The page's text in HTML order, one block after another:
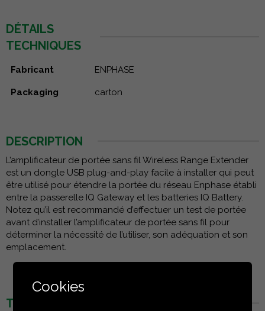
DÉTAILS
TECHNIQUES
Fabricant ENPHASE
Packaging carton
DESCRIPTION
L’amplificateur de portée sans fil Wireless Range Extender
est un dongle USB plug-and-play facile à installer qui peut
être utilisé pour étendre la portée du réseau Enphase établi
entre la passerelle IQ Gateway et les batteries IQ Battery.
Notez qu’il est recommandé d’effectuer un test de portée
avant d’installer l’amplificateur de portée sans fil pour
déterminer la nécessité de l’utiliser, son adéquation et son
emplacement.
TÉLÉCHARGEMENTS
Cookies